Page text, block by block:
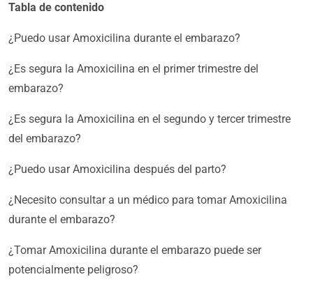
Tabla de contenido
¿Puedo usar Amoxicilina durante el embarazo?
¿Es segura la Amoxicilina en el primer trimestre del
embarazo?
¿Es segura la Amoxicilina en el segundo y tercer trimestre
del embarazo?
¿Puedo usar Amoxicilina después del parto?
¿Necesito consultar a un médico para tomar Amoxicilina
durante el embarazo?
¿Tomar Amoxicilina durante el embarazo puede ser
potencialmente peligroso?